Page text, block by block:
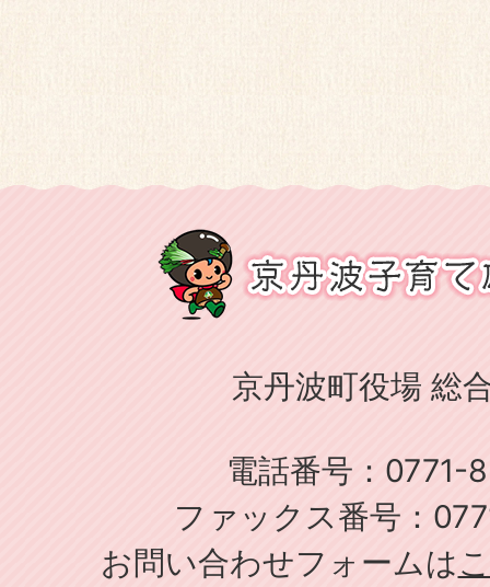
京丹波町役場 総
電話番号：0771-
ファックス番号：
お問い合わせフォームは